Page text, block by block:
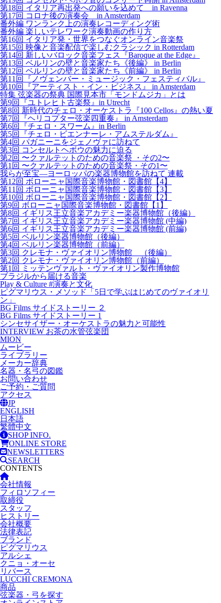
第18回 イタリア再出発への願いを込めて in Ravenna
第17回 コロナ後の演奏会 in Amsterdam
番外編 ワンランク上の演奏レコーディング術
番外編 楽しいテレワーク演奏動画の作り方
第16回 イタリア発・世界をつなぐオンライン音楽祭
第15回 映像と音楽配信で楽しむクラシック in Rotterdam
第14回 新しいバロック音楽フェス『Baroque at the Edge』
第13回 ベルリンの壁と音楽家たち《後編》 in Berlin
第12回 ベルリンの壁と音楽家たち《前編》 in Berlin
第11回『ノヴェンバー・ミュージック・フェスティバル』
第10回『アーティスト・イン・ビジネス』 in Amsterdam
特集 弦楽器の祭典 国際見本市「モンドムジカ」とは
第9回『ユトレヒト古楽祭』in Utrecht
第8回 新時代のチェロ・オーケストラ『100 Cellos』の熱い夏
第7回『ヘリコプター弦楽四重奏』 in Amsterdam
第6回『チェロ・スワーム』in Berlin
第5回『チェロ・ビエンナーレ・アムステルダム』
第4回 パガニーニをジェノヴァに訪ねて
第3回 コンセルトヘボウの魅力に迫る
第2回 〜クァルテットのための音楽祭 ・その2〜
第1回 〜クァルテットのための音楽祭・その1〜
我らが至宝―ヨーロッパの楽器博物館を訪ねて 連載
第12回 ボローニャ国際音楽博物館・図書館【4】
第11回 ボローニャ国際音楽博物館・図書館【3】
第10回 ボローニャ国際音楽博物館・図書館【2】
第9回 ボローニャ国際音楽博物館・図書館【1】
第8回 イギリス王立音楽アカデミー楽器博物館（後編）
第7回 イギリス王立音楽アカデミー楽器博物館 (中編)
第6回 イギリス王立音楽アカデミー楽器博物館 (前編)
第5回 ベルリン楽器博物館（後編）
第4回 ベルリン楽器博物館（前編）
第3回 クレモナ・ヴァイオリン博物館 （後編）
第2回 クレモナ・ヴァイオリン博物館（前編）
第1回 ミッテンヴァルト・ヴァイオリン製作博物館
ブラジルから届ける音楽
Play & Culture #演奏と文化
ピグマリウス・メソッド「5日で学ぶはじめてのヴァイオリ
ン」
BG Films サイドストーリー ２
BG Films サイドストーリー 1
シンセサイザー・オーケストラの魅力と可能性
INTERVIEW お茶の水管弦楽団
MION
ムービー
ライブラリー
メーカー辞典
名器・名弓の図鑑
お問い合わせ
ご予約・ご質問
アクセス
JP
ENGLISH
日本語
繁體中文
SHOP INFO.
ONLINE STORE
NEWSLETTERS
SEARCH
CONTENTS
会社情報
フィロソフィー
取締役
スタッフ
ヒストリー
会社概要
法律表記
ブランド
ピグマリウス
アルシェ
クニョ・オーセ
リバース
LUCCHI CREMONA
商品
弦楽器・弓を探す